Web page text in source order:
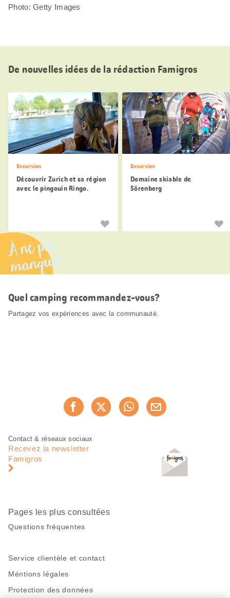
Photo: Getty Images
De nouvelles idées de la rédaction Famigros
Excursion
Découvrir Zurich et sa région
avec le pingouin Ringo.
Excursion
Domaine skiable de
Sörenberg
À ne pas
manquer
Quel camping recommandez-vous?
Partagez vos expériences avec la communauté.
Recommander maintenant
Pied
page
Navigation
pied
Contact & réseaux sociaux
Recevez la newsletter
Famigros
Pages les plus consultées
Questions fréquentes
Service clientèle et contact
Méntions légales
Protection des données